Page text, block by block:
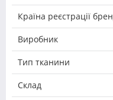
Країна реєстрації
Виробник
Тип тканини
Склад